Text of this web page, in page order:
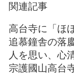
関連記事
高台寺に「ほ
追慕鐘舎の落
人を思い、心
宗護國山高台